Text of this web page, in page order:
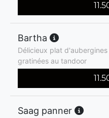
Bartha
Délicieux plat
gratinées au tandoor
Saag panner